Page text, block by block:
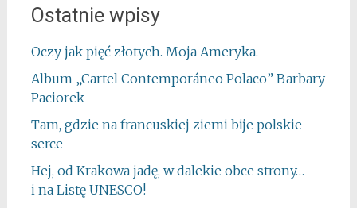
Ostatnie wpisy
Oczy jak pięć złotych. Moja Ameryka.
Album „Cartel Contemporáneo Polaco” Barbary
Paciorek
Tam, gdzie na francuskiej ziemi bije polskie
serce
Hej, od Krakowa jadę, w dalekie obce strony…
i na Listę UNESCO!